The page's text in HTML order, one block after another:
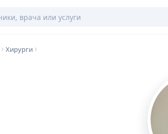
Хирурги